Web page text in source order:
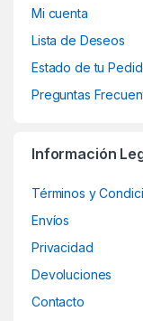
Mi cuenta
Lista de Deseos
Estado de tu
Preguntas
Información
Términos y
Envíos
Privacidad
Devoluciones
Contacto